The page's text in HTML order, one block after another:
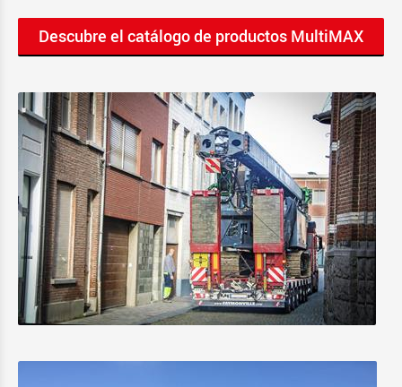
Descubre el catálogo de productos MultiMAX